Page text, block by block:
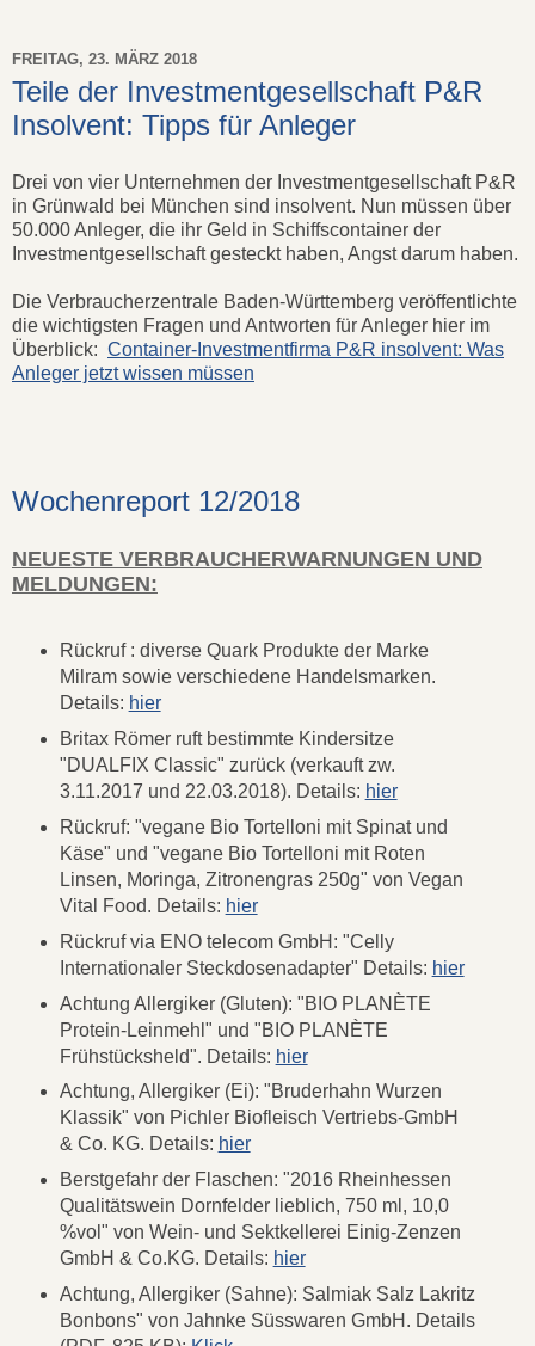
FREITAG, 23. MÄRZ 2018
Teile der Investmentgesellschaft P&R
Insolvent: Tipps für Anleger
Drei von vier Unternehmen der Investmentgesellschaft P&R
in Grünwald bei München sind insolvent. Nun müssen über
50.000 Anleger, die ihr Geld in Schiffscontainer der
Investmentgesellschaft gesteckt haben, Angst darum haben.
Die Verbraucherzentrale Baden-Württemberg veröffentlichte
die wichtigsten Fragen und Antworten für Anleger hier im
Überblick: Container-Investmentfirma P&R insolvent: Was
Anleger jetzt wissen müssen
Wochenreport 12/2018
NEUESTE VERBRAUCHERWARNUNGEN UND
MELDUNGEN:
Rückruf : diverse Quark Produkte der Marke
Milram sowie verschiedene Handelsmarken.
Details: hier
Britax Römer ruft bestimmte Kindersitze
"DUALFIX Classic" zurück (verkauft zw.
3.11.2017 und 22.03.2018). Details: hier
Rückruf: "vegane Bio Tortelloni mit Spinat und
Käse" und "vegane Bio Tortelloni mit Roten
Linsen, Moringa, Zitronengras 250g" von Vegan
Vital Food. Details: hier
Rückruf via ENO telecom GmbH: "Celly
Internationaler Steckdosenadapter" Details: hier
Achtung Allergiker (Gluten): "BIO PLANÈTE
Protein-Leinmehl" und "BIO PLANÈTE
Frühstücksheld". Details: hier
Achtung, Allergiker (Ei): "Bruderhahn Wurzen
Klassik" von Pichler Biofleisch Vertriebs-GmbH
& Co. KG. Details: hier
Berstgefahr der Flaschen: "2016 Rheinhessen
Qualitätswein Dornfelder lieblich, 750 ml, 10,0
%vol" von Wein- und Sektkellerei Einig-Zenzen
GmbH & Co.KG. Details: hier
Achtung, Allergiker (Sahne): Salmiak Salz Lakritz
Bonbons" von Jahnke Süsswaren GmbH. Details